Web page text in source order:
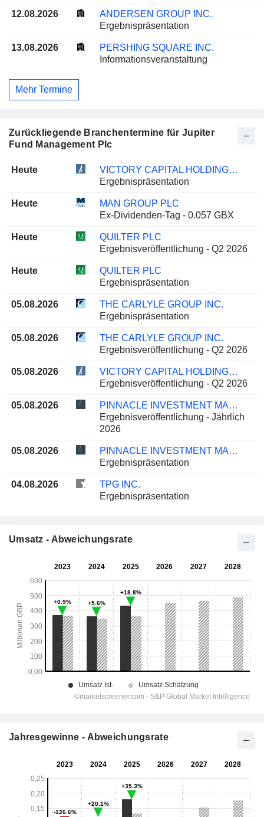
12.08.2026
ANDERSEN GROUP INC.
Ergebnispräsentation
13.08.2026
PERSHING SQUARE INC.
Informationsveranstaltung
Mehr Termine
Zurückliegende Branchentermine für Jupiter
Fund Management Plc
Heute
VICTORY CAPITAL HOLDINGS, INC.
Ergebnispräsentation
Heute
MAN GROUP PLC
Ex-Dividenden-Tag - 0.057 GBX
Heute
QUILTER PLC
Ergebnisveröffentlichung - Q2 2026
Heute
QUILTER PLC
Ergebnispräsentation
05.08.2026
THE CARLYLE GROUP INC.
Ergebnispräsentation
05.08.2026
THE CARLYLE GROUP INC.
Ergebnisveröffentlichung - Q2 2026
05.08.2026
VICTORY CAPITAL HOLDINGS, INC.
Ergebnisveröffentlichung - Q2 2026
05.08.2026
PINNACLE INVESTMENT MANAGEMENT GROUP LIMITED
Ergebnisveröffentlichung - Jährlich
2026
05.08.2026
PINNACLE INVESTMENT MANAGEMENT GROUP LIMITED
Ergebnispräsentation
04.08.2026
TPG INC.
Ergebnispräsentation
Umsatz - Abweichungsrate
Jahresgewinne - Abweichungsrate